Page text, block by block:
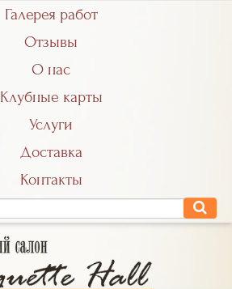
Галерея работ
Отзывы
О нас
Клубные карты
Услуги
Доставка
Контакты